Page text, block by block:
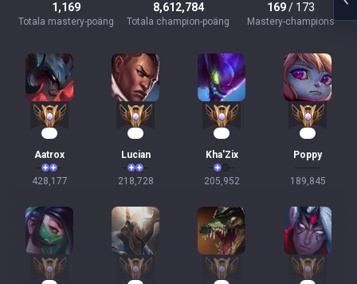
1,169
Totala mastery-poäng
8,612,784
Totala champion-poäng
169/ 173
Mastery-champions
Aatrox
428,177
Lucian
218,728
Kha'Zix
205,952
Poppy
189,845